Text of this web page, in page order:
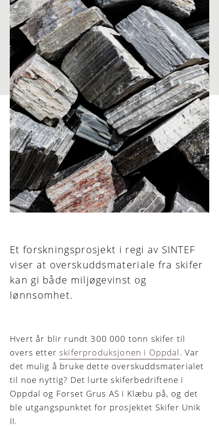
Et forskningsprosjekt i regi av SINTEF
viser at overskuddsmateriale fra skifer
kan gi både miljøgevinst og
lønnsomhet.
Hvert år blir rundt 300 000 tonn skifer til
overs etterskiferproduksjonen i Oppdal. Var
det mulig å bruke dette overskuddsmaterialet
til noe nyttig? Det lurte skiferbedriftene i
Oppdal og Forset Grus AS i Klæbu på, og det
ble utgangspunktet for prosjektet Skifer Unik
II.